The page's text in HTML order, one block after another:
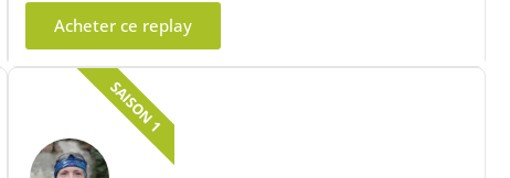
Acheter ce replay
SAISON 1